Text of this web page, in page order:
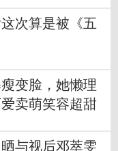
次算是被《五
变脸，她懒理
卖萌笑容超甜
与视后邓萃雯